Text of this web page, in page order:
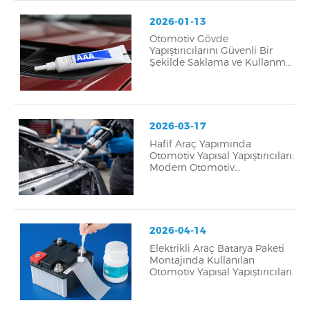
2026-01-13
Otomotiv Gövde
Yapıştırıcılarını Güvenli Bir
Şekilde Saklama ve Kullanma
2026-03-17
Hafif Araç Yapımında
Otomotiv Yapısal Yapıştırıcıları:
Modern Otomotiv
2026-04-14
Elektrikli Araç Batarya Paketi
Montajında ​​Kullanılan
Otomotiv Yapısal Yapıştırıcıları